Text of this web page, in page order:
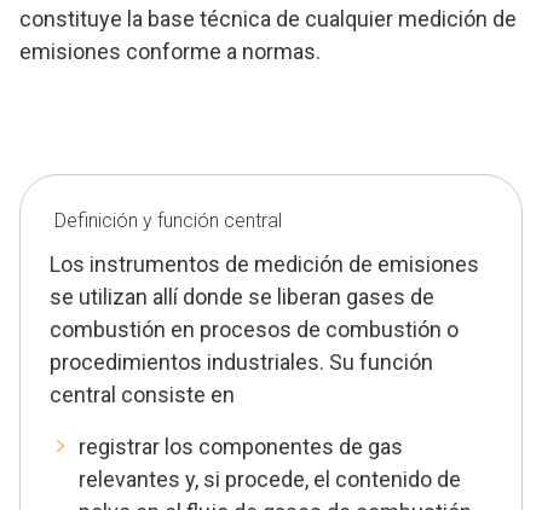
constituye la base técnica de cualquier medición de
emisiones conforme a normas.
Definición y función central
Los instrumentos de medición de emisiones
se utilizan allí donde se liberan gases de
combustión en procesos de combustión o
procedimientos industriales. Su función
central consiste en
registrar los componentes de gas
relevantes y, si procede, el contenido de